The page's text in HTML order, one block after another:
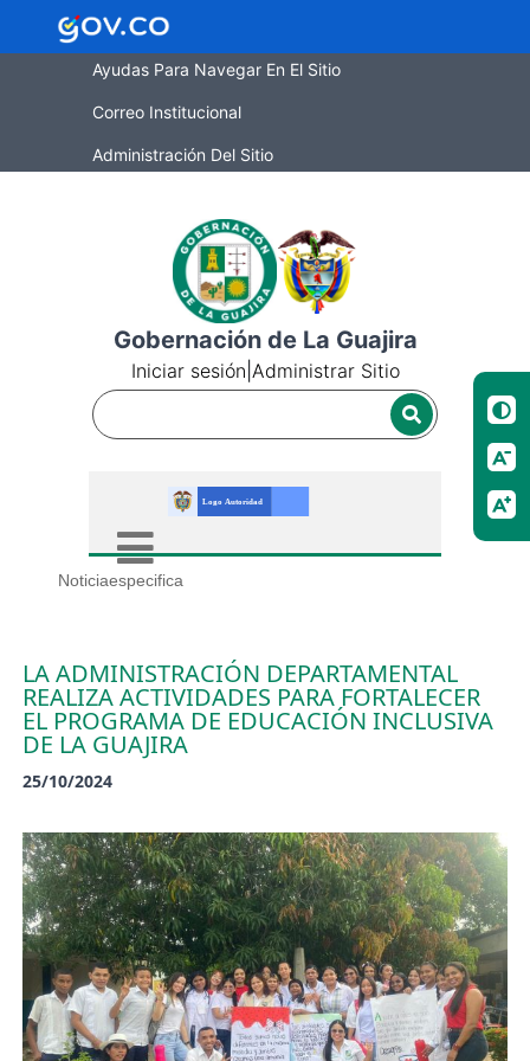
Ayudas Para Navegar En El Sitio
Correo Institucional
Administración Del Sitio
Gobernación de La Guajira
Iniciar sesión Administrar Sitio
Noticiaespecifica
LA ADMINISTRACIÓN DEPARTAMENTAL
REALIZA ACTIVIDADES PARA FORTALECER
EL PROGRAMA DE EDUCACIÓN INCLUSIVA
DE LA GUAJIRA
25/10/2024